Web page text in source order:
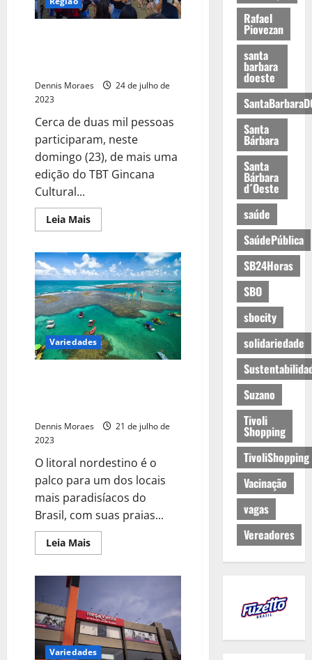
Dennis Moraes
24 de julho de
2023
Cerca de duas mil pessoas
participaram, neste
domingo (23), de mais uma
edição do TBT Gincana
Cultural...
Leia Mais
Variedades
Dennis Moraes
21 de julho de
2023
O litoral nordestino é o
palco para um dos locais
mais paradisíacos do
Brasil, com suas praias...
Leia Mais
Variedades
Rafael
Piovezan
santa
barbara
doeste
Santa
Bárbara
Santa
Bárbara
d´Oeste
saúde
SaúdePública
SB24Horas
SBO
sbocity
solidariedade
Suzano
Tivoli
Shopping
TivoliShopping
Vacinação
vagas
Vereadores